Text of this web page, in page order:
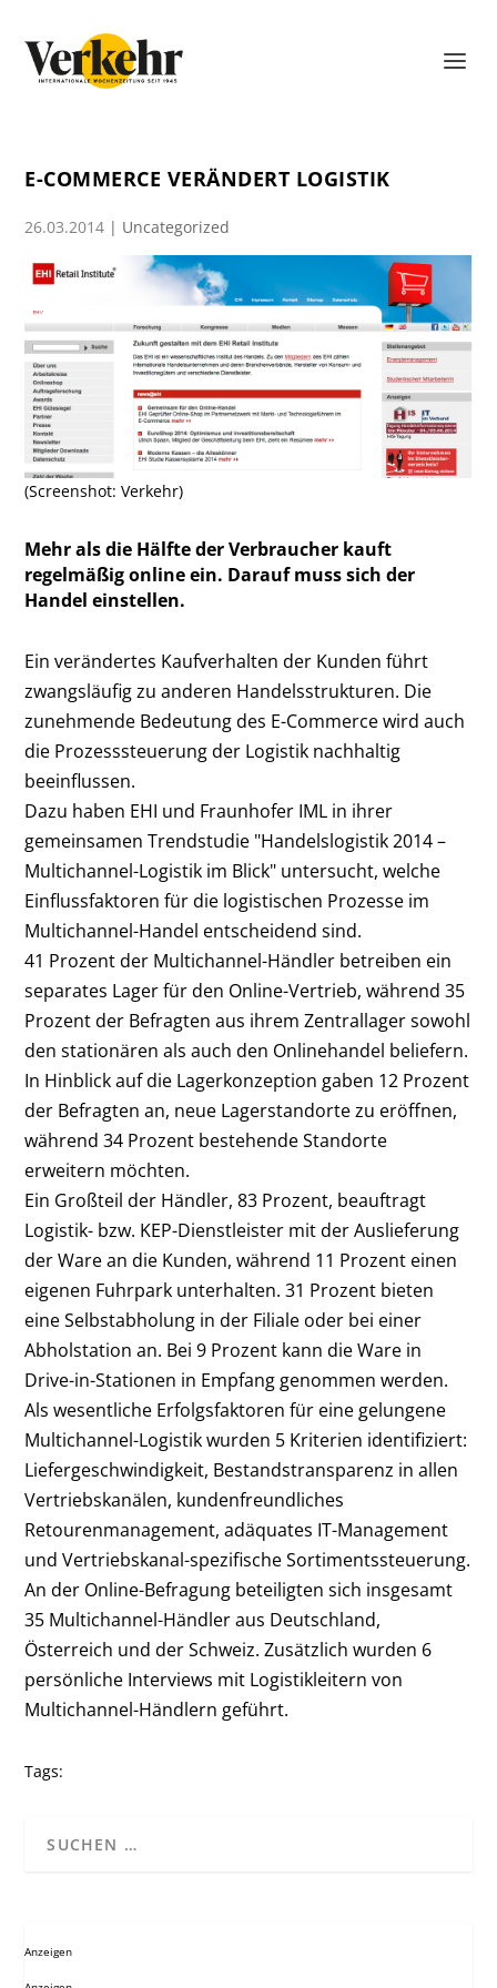
E-COMMERCE VERÄNDERT LOGISTIK
26.03.2014 | Uncategorized
(Screenshot: Verkehr)
Mehr als die Hälfte der Verbraucher kauft
regelmäßig online ein. Darauf muss sich der
Handel einstellen.
Ein verändertes Kaufverhalten der Kunden führt
zwangsläufig zu anderen Handelsstrukturen. Die
zunehmende Bedeutung des E-Commerce wird auch
die Prozesssteuerung der Logistik nachhaltig
beeinflussen.
Dazu haben EHI und Fraunhofer IML in ihrer
gemeinsamen Trendstudie "Handelslogistik 2014 –
Multichannel-Logistik im Blick" untersucht, welche
Einflussfaktoren für die logistischen Prozesse im
Multichannel-Handel entscheidend sind.
41 Prozent der Multichannel-Händler betreiben ein
separates Lager für den Online-Vertrieb, während 35
Prozent der Befragten aus ihrem Zentrallager sowohl
den stationären als auch den Onlinehandel beliefern.
In Hinblick auf die Lagerkonzeption gaben 12 Prozent
der Befragten an, neue Lagerstandorte zu eröffnen,
während 34 Prozent bestehende Standorte
erweitern möchten.
Ein Großteil der Händler, 83 Prozent, beauftragt
Logistik- bzw. KEP-Dienstleister mit der Auslieferung
der Ware an die Kunden, während 11 Prozent einen
eigenen Fuhrpark unterhalten. 31 Prozent bieten
eine Selbstabholung in der Filiale oder bei einer
Abholstation an. Bei 9 Prozent kann die Ware in
Drive-in-Stationen in Empfang genommen werden.
Als wesentliche Erfolgsfaktoren für eine gelungene
Multichannel-Logistik wurden 5 Kriterien identifiziert:
Liefergeschwindigkeit, Bestandstransparenz in allen
Vertriebskanälen, kundenfreundliches
Retourenmanagement, adäquates IT-Management
und Vertriebskanal-spezifische Sortimentssteuerung.
An der Online-Befragung beteiligten sich insgesamt
35 Multichannel-Händler aus Deutschland,
Österreich und der Schweiz. Zusätzlich wurden 6
persönliche Interviews mit Logistikleitern von
Multichannel-Händlern geführt.
Tags:
Anzeigen